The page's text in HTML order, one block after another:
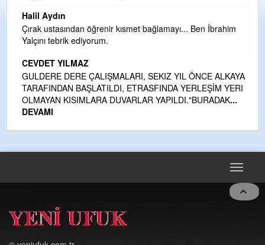
Halil Aydın
Çırak ustasından öğrenir kısmet bağlamayı... Ben İbrahim
Yalçını tebrik ediyorum.
CEVDET YILMAZ
GULDERE DERE ÇALIŞMALARI, SEKIZ YIL ÖNCE ALKAYA
TARAFINDAN BAŞLATILDI, ETRASFINDA YERLEŞİM YERI
OLMAYAN KISIMLARA DUVARLAR YAPILDI."BURADAK...
DEVAMI
Toggle